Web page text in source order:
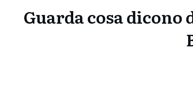
Guarda cosa